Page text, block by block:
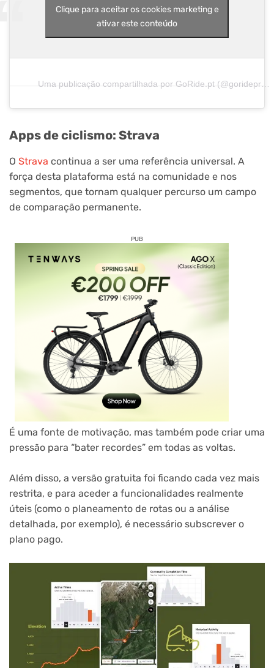
Uma publicação compartilhada por GoRide.pt (@gorideproject)
Clique para aceitar os cookies marketing e
ativar este conteúdo
Apps de ciclismo: Strava
O Strava continua a ser uma referência universal. A
força desta plataforma está na comunidade e nos
segmentos, que tornam qualquer percurso um campo
de comparação permanente.
PUB
É uma fonte de motivação, mas também pode criar uma
pressão para “bater recordes” em todas as voltas.
Além disso, a versão gratuita foi ficando cada vez mais
restrita, e para aceder a funcionalidades realmente
úteis (como o planeamento de rotas ou a análise
detalhada, por exemplo), é necessário subscrever o
plano pago.